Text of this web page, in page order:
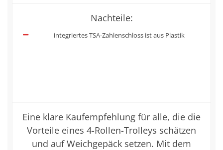
Nachteile:
integriertes TSA-Zahlenschloss ist aus Plastik
Eine klare Kaufempfehlung für alle, die die
Vorteile eines 4-Rollen-Trolleys schätzen
und auf Weichgepäck setzen. Mit dem